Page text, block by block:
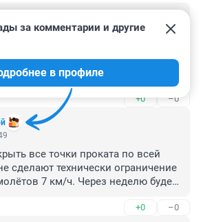
по проезжей части ходить,
и самокатчики
так заденут
+0 –0
за комментарии и другие
в профиле
все точки проката по всей
сделают технически ограничение
7 км/ч. Через неделю будет
+0 –0